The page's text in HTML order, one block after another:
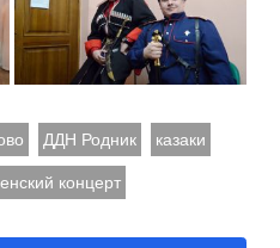
ДДН Родник казаки
концерт